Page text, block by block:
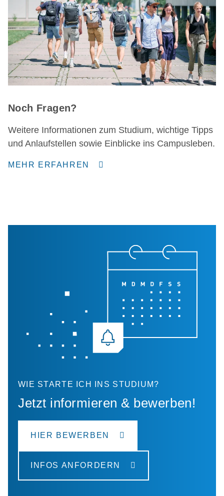
Noch Fragen?
Weitere Informationen zum Studium, wichtige Tipps
und Anlaufstellen sowie Einblicke ins Campusleben.
MEHR ERFAHREN
WIE STARTE ICH INS STUDIUM?
Jetzt informieren & bewerben!
HIER BEWERBEN
INFOS ANFORDERN